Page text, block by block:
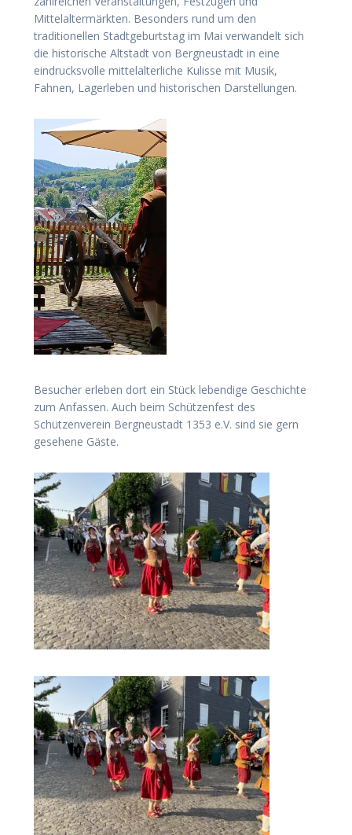
Mittelaltermärkten. Besonders rund um den
traditionellen Stadtgeburtstag im Mai verwandelt sich
die historische Altstadt von Bergneustadt in eine
eindrucksvolle mittelalterliche Kulisse mit Musik,
Fahnen, Lagerleben und historischen Darstellungen.
Besucher erleben dort ein Stück lebendige Geschichte
zum Anfassen. Auch beim Schützenfest des
Schützenverein Bergneustadt 1353 e.V. sind sie gern
gesehene Gäste.